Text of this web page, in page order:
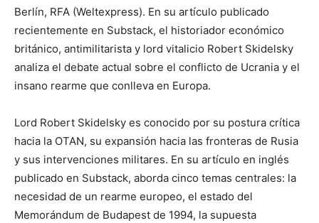
Berlín, RFA (Weltexpress). En su artículo publicado
recientemente en Substack, el historiador económico
británico, antimilitarista y lord vitalicio Robert Skidelsky
analiza el debate actual sobre el conflicto de Ucrania y el
insano rearme que conlleva en Europa.
Lord Robert Skidelsky es conocido por su postura crítica
hacia la OTAN, su expansión hacia las fronteras de Rusia
y sus intervenciones militares. En su artículo en inglés
publicado en Substack, aborda cinco temas centrales: la
necesidad de un rearme europeo, el estado del
Memorándum de Budapest de 1994, la supuesta